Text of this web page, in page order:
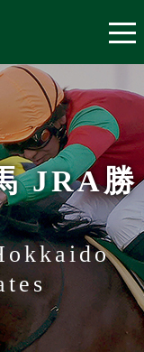
JRA勝